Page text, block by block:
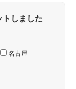
トしました
名古屋